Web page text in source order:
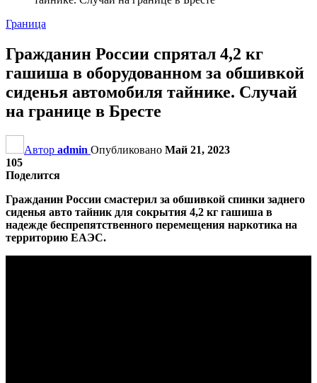
Граница
Гражданин России спрятал 4,2 кг
гашиша в оборудованном за обшивкой
сиденья автомобиля тайнике. Случай
на границе в Бресте
Автор admin Опубликовано Май 21, 2023
105
Поделится
Гражданин России смастерил за обшивкой спинки заднего
сиденья авто тайник для сокрытия 4,2 кг гашиша в
надежде беспрепятственного перемещения наркотика на
территорию ЕАЭС.